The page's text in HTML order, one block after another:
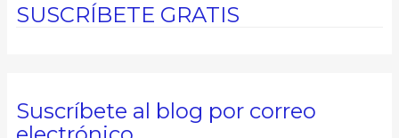
SUSCRÍBETE GRATIS
Suscríbete al blog por correo